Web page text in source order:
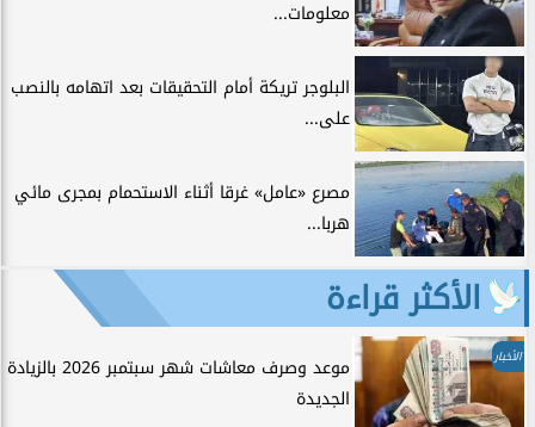
معلومات...
البلوجر تريكة أمام التحقيقات بعد اتهامه بالنصب
على...
مصرع «عامل» غرقا أثناء الاستحمام بمجرى مائي
هربا...
الأكثر قراءة
الأخبار
موعد وصرف معاشات شهر سبتمبر 2026 بالزيادة
الجديدة